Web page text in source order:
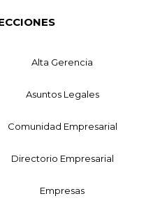
Alta Gerencia
Asuntos Legales
Comunidad Empresarial
Directorio Empresarial
Empresas